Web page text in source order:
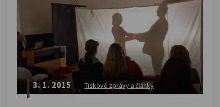
3. 1. 2015 Tiskové zprávy a články